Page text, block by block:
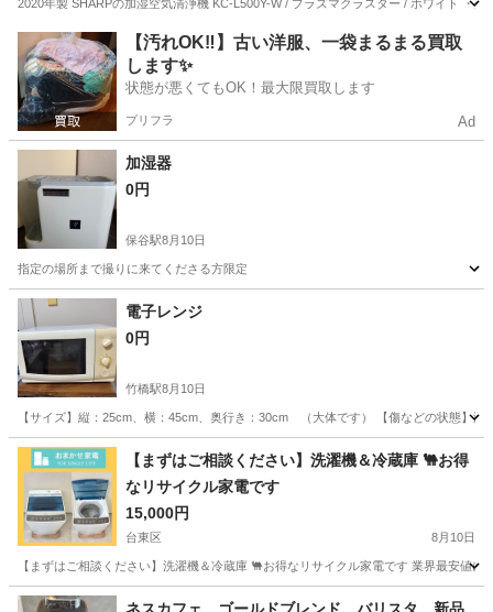
2020年製 SHARPの加湿空気清浄機 KC-L500Y-W / プラズマクラスター / ホワイト ・
東京 大田区 平和島駅 季節、空調家電
【汚れOK‼️】古い洋服、一袋まるまる買取
します✨
状態が悪くてもOK！最大限買取します
プリフラ Ad
加湿器
0円
保谷駅8月10日
指定の場所まで撮りに来てくださる方限定
東京 練馬区 保谷駅
電子レンジ
0円
竹橋駅8月10日
【サイズ】縦：25cm、横：45cm、奥行き：30cm （大体です） 【傷などの状態】
東京 千代田区 竹橋駅 キッチン家電
【まずはご相談ください】洗濯機＆冷蔵庫 🐫お得
なリサイクル家電です
15,000円
台東区 8月10日
【まずはご相談ください】洗濯機＆冷蔵庫 🐫お得なリサイクル家電です 業界最安値
東京 台東区 生活家電 商品